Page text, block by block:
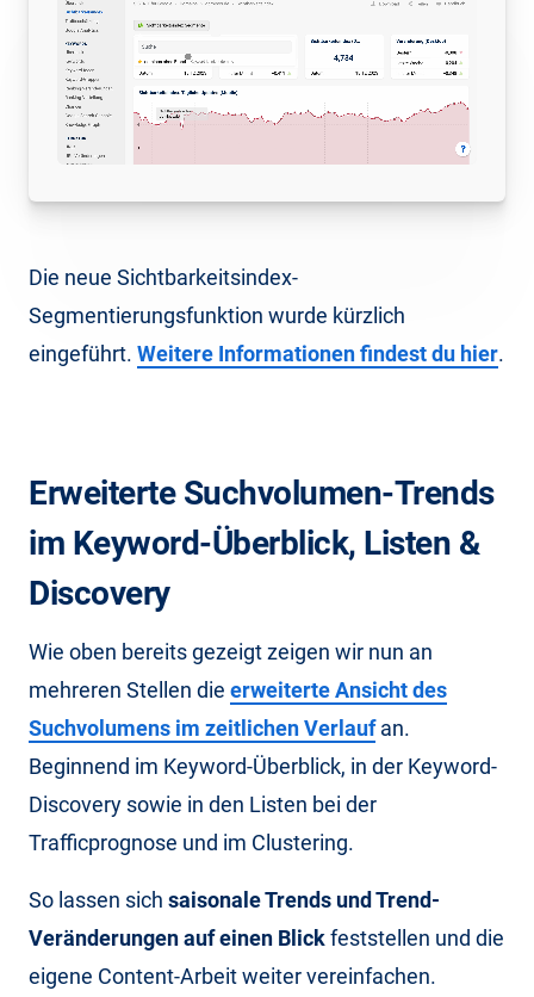
Die neue Sichtbarkeitsindex-
Segmentierungsfunktion wurde kürzlich
eingeführt. Weitere Informationen findest du hier.
Erweiterte Suchvolumen-Trends
im Keyword-Überblick, Listen &
Discovery
Wie oben bereits gezeigt zeigen wir nun an
mehreren Stellen die erweiterte Ansicht des
Suchvolumens im zeitlichen Verlaufan.
Beginnend im Keyword-Überblick, in der Keyword-
Discovery sowie in den Listen bei der
Trafficprognose und im Clustering.
So lassen sich saisonale Trends und Trend-
Veränderungen auf einen Blickfeststellen und die
eigene Content-Arbeit weiter vereinfachen.